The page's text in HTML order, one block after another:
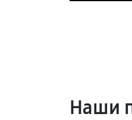
Наши